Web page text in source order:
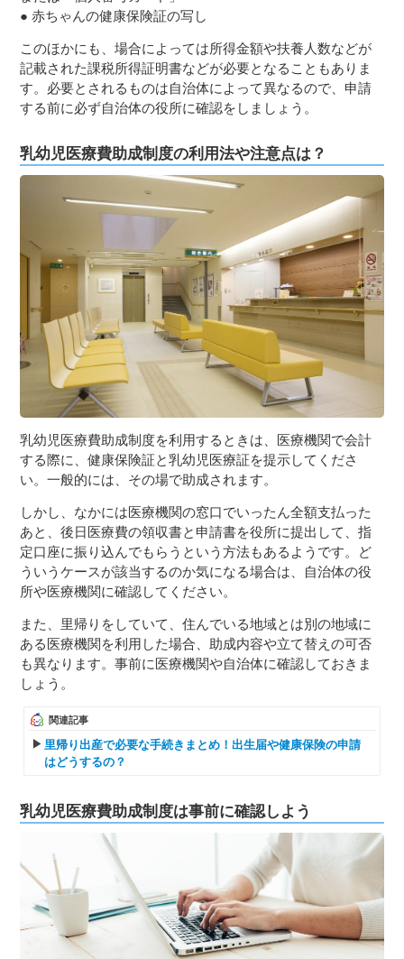
● 赤ちゃんの健康保険証の写し
このほかにも、場合によっては所得金額や扶養人数などが
記載された課税所得証明書などが必要となることもありま
す。必要とされるものは自治体によって異なるので、申請
する前に必ず自治体の役所に確認をしましょう。
乳幼児医療費助成制度の利用法や注意点は？
乳幼児医療費助成制度を利用するときは、医療機関で会計
する際に、健康保険証と乳幼児医療証を提示してくださ
い。一般的には、その場で助成されます。
しかし、なかには医療機関の窓口でいったん全額支払った
あと、後日医療費の領収書と申請書を役所に提出して、指
定口座に振り込んでもらうという方法もあるようです。ど
ういうケースが該当するのか気になる場合は、自治体の役
所や医療機関に確認してください。
また、里帰りをしていて、住んでいる地域とは別の地域に
ある医療機関を利用した場合、助成内容や立て替えの可否
も異なります。事前に医療機関や自治体に確認しておきま
しょう。
関連記事
里帰り出産で必要な手続きまとめ！出生届や健康保険の申請
はどうするの？
乳幼児医療費助成制度は事前に確認しよう